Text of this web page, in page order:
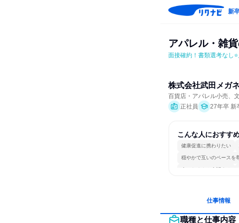
新
アパレル・雑
面接確約！書類選考なし
株式会社武田メガネ
百貨店・アパレル小売、
正社員
27年卒 新
こんな人におすす
健康促進に携わりたい
穏やかで互いのペースを
人とたくさん会話する
仕事情報
職種と仕事内容